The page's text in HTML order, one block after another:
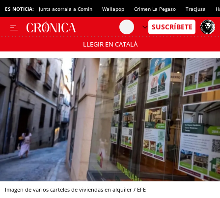
ES NOTICIA: Junts acorrala a Comín Wallapop Crimen La Pegaso Tracjusa
LLEGIR EN CATALÀ
Pásate al MODO AHORRO
Imagen de varios carteles de viviendas en alquiler / EFE